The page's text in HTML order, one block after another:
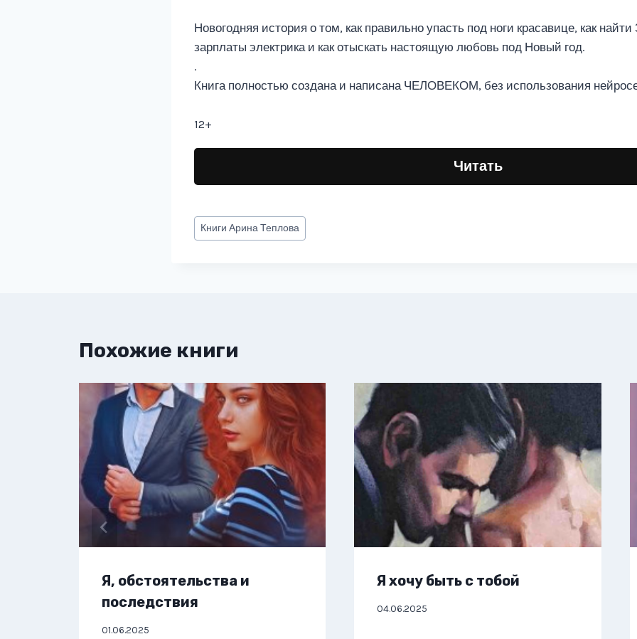
Новогодняя история о том, как правильно упасть под ноги красавице, как
зарплаты электрика и как отыскать настоящую любовь под Новый год.
.
Книга полностью создана и написана ЧЕЛОВЕКОМ, без использования
12+
Читать
Метки
записи:
КнигиАрина Теплова
Похожие книги
Я, обстоятельства и
последствия
01.06.2025
Я хочу быть с тобой
04.06.2025